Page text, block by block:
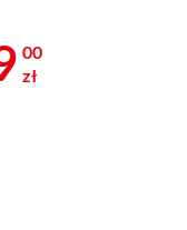
1 979 zł
00
zł